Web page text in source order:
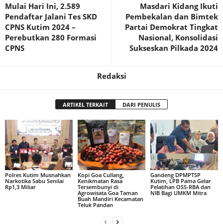
Mulai Hari Ini, 2.589
Pendaftar Jalani Tes SKD
CPNS Kutim 2024 –
Perebutkan 280 Formasi
CPNS
Masdari Kidang Ikuti
Pembekalan dan Bimtek
Partai Demokrat Tingkat
Nasional, Konsolidasi
Sukseskan Pilkada 2024
Redaksi
ARTIKEL TERKAIT DARI PENULIS
Polres Kutim Musnahkan
Narkotika Sabu Senilai
Rp1,3 Miliar
Kopi Goa Cullang,
Kenikmatan Rasa
Tersembunyi di
Agrowisata Goa Taman
Buah Mandiri Kecamatan
Teluk Pandan
Gandeng DPMPTSP
Kutim, LPB Pama Gelar
Pelatihan OSS-RBA dan
NIB Bagi UMKM Mitra